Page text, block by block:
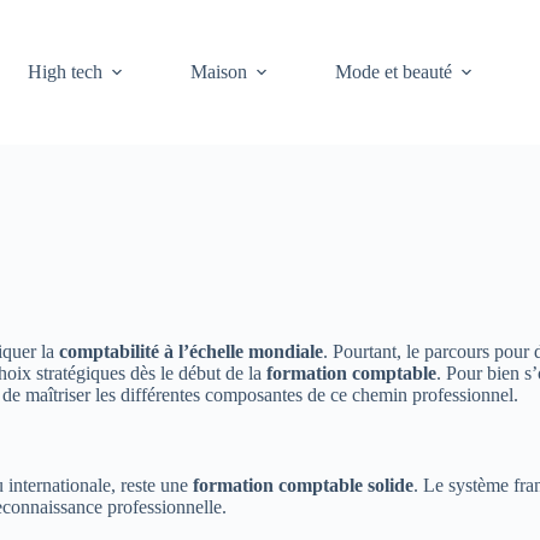
High tech Maison Mode et beauté
la comptabilité à l’échelle mondiale. Pourtant, le parcours pour
stratégiques dès le début de la formation comptable. Pour bien
maîtriser les différentes composantes de ce chemin professionnel.
internationale, reste une formation comptable solide. Le système
professionnelle.